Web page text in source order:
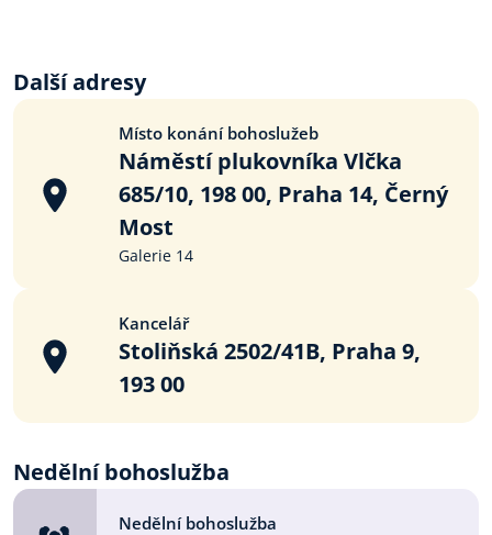
Další adresy
Místo konání bohoslužeb
Náměstí plukovníka Vlčka
685/10, 198 00, Praha 14, Černý
Most
Galerie 14
Kancelář
Stoliňská 2502/41B, Praha 9,
193 00
Nedělní bohoslužba
Nedělní bohoslužba